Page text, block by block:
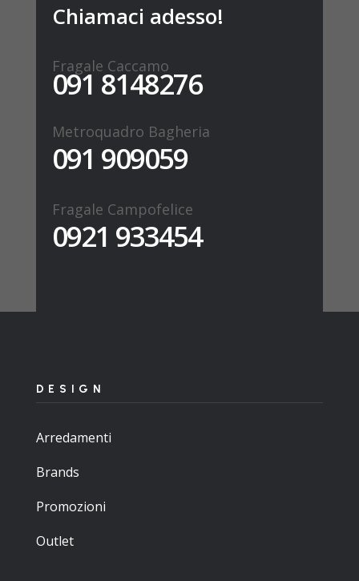
Chiamaci adesso!
Fragale Caccamo
091 8148276
Metroquadro Bagheria
091 909059
Fragale Campofelice
0921 933454
DESIGN
Arredamenti
Brands
Promozioni
Outlet